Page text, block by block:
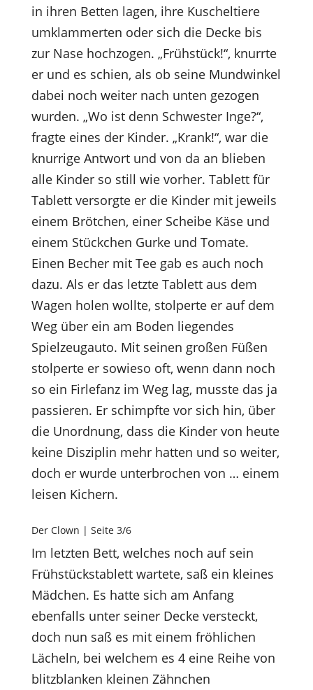
in ihren Betten lagen, ihre Kuscheltiere
umklammerten oder sich die Decke bis
zur Nase hochzogen. „Frühstück!“, knurrte
er und es schien, als ob seine Mundwinkel
dabei noch weiter nach unten gezogen
wurden. „Wo ist denn Schwester Inge?“,
fragte eines der Kinder. „Krank!“, war die
knurrige Antwort und von da an blieben
alle Kinder so still wie vorher. Tablett für
Tablett versorgte er die Kinder mit jeweils
einem Brötchen, einer Scheibe Käse und
einem Stückchen Gurke und Tomate.
Einen Becher mit Tee gab es auch noch
dazu. Als er das letzte Tablett aus dem
Wagen holen wollte, stolperte er auf dem
Weg über ein am Boden liegendes
Spielzeugauto. Mit seinen großen Füßen
stolperte er sowieso oft, wenn dann noch
so ein Firlefanz im Weg lag, musste das ja
passieren. Er schimpfte vor sich hin, über
die Unordnung, dass die Kinder von heute
keine Disziplin mehr hatten und so weiter,
doch er wurde unterbrochen von … einem
leisen Kichern.
Der Clown | Seite 3/6
Im letzten Bett, welches noch auf sein
Frühstückstablett wartete, saß ein kleines
Mädchen. Es hatte sich am Anfang
ebenfalls unter seiner Decke versteckt,
doch nun saß es mit einem fröhlichen
Lächeln, bei welchem es 4 eine Reihe von
blitzblanken kleinen Zähnchen